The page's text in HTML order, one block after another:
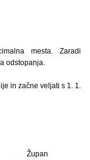
mesta. Zaradi
odstopanja.
in začne veljati s 1. 1.
Župan